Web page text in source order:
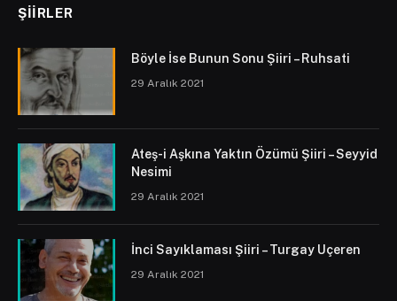
ŞIIRLER
Böyle İse Bunun Sonu Şiiri – Ruhsati
29 Aralık 2021
Ateş-i Aşkına Yaktın Özümü Şiiri – Seyyid
Nesimi
29 Aralık 2021
İnci Sayıklaması Şiiri – Turgay Uçeren
29 Aralık 2021